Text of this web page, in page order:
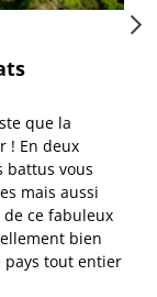
que la
! En deux
battus vous
mais aussi
ce fabuleux
bien
pays tout entier